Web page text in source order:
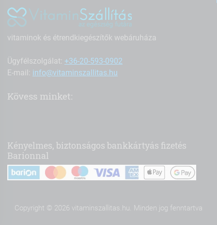
vitaminok és étrendkiegészítők webáruháza
Ügyfélszolgálat: +36-20-593-0902
E-mail: info@vitaminszallitas.hu
Kövess minket:
Kényelmes, biztonságos bankkártyás fizetés
Barionnal
Copyright © 2026 vitaminszallitas.hu. Minden jog fenntartva